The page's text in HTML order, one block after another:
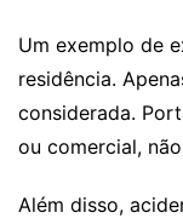
Um exemplo de
residência.
considerada.
ou comercial,
Além disso,